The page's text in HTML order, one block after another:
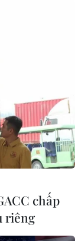
chấp
riêng